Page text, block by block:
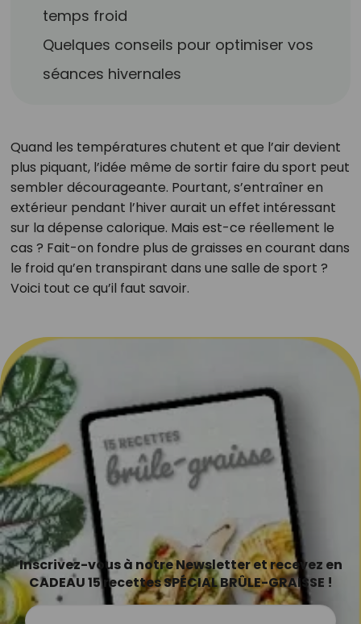
temps froid
Quelques conseils pour optimiser vos
séances hivernales
Quand les températures chutent et que l’air devient
plus piquant, l’idée même de sortir faire du sport peut
sembler décourageante. Pourtant, s’entraîner en
extérieur pendant l’hiver aurait un effet intéressant
sur la dépense calorique. Mais est-ce réellement le
cas ? Fait-on fondre plus de graisses en courant dans
le froid qu’en transpirant dans une salle de sport ?
Voici tout ce qu’il faut savoir.
Inscrivez-vous à notre Newsletter et recevez en
CADEAU 15 recettes SPÉCIAL BRÛLE-GRAISSE !